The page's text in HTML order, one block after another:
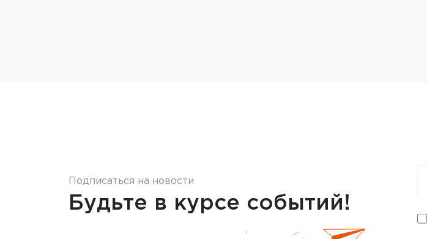
Подписаться на новости
Будьте в курсе событий!